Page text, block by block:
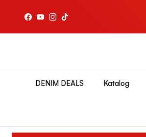
Facebook
YouTubeInstagram
TikTok
DENIM DEALS Katalog